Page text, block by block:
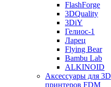
FlashForge
3DQuality
3DiY
Гелиос-1
Ларец
Flying Bear
Bambu Lab
ALKINOID
Аксессуары для 3D
принтеров FDM